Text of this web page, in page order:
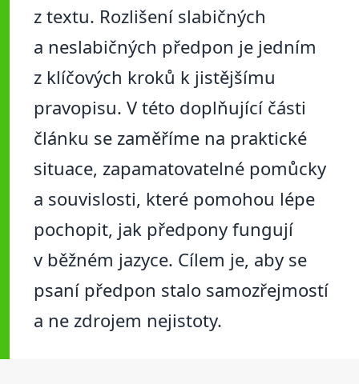
z textu. Rozlišení slabičných
a neslabičných předpon je jedním
z klíčových kroků k jistějšímu
pravopisu. V této doplňující části
článku se zaměříme na praktické
situace, zapamatovatelné pomůcky
a souvislosti, které pomohou lépe
pochopit, jak předpony fungují
v běžném jazyce. Cílem je, aby se
psaní předpon stalo samozřejmostí
a ne zdrojem nejistoty.